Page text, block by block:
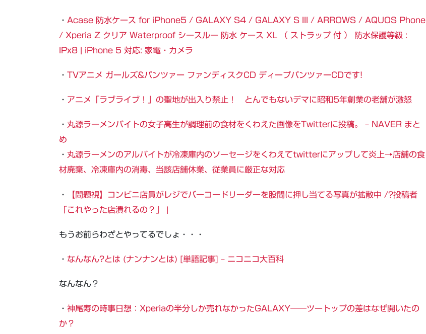
・ Acase 防水ケース for iPhone5 / GALAXY S4 / GALAXY S III / ARROWS / AQUOS Phone
/ Xperia Z クリア Waterproof シースルー 防水 ケース XL （ ストラップ 付 ） 防水保護等級 :
IPx8 | iPhone 5 対応: 家電・カメラ
・ TVアニメ ガールズ&パンツァー ファンディスクCD ディープパンツァーCDです!
・ アニメ「ラブライブ！」の聖地が出入り禁止！ とんでもないデマに昭和5年創業の老舗が激怒
・ 丸源ラーメンバイトの女子高生が調理前の食材をくわえた画像をTwitterに投稿。 – NAVER まと
め
・ 丸源ラーメンのアルバイトが冷凍庫内のソーセージをくわえてtwitterにアップして炎上→店舗の食
材廃棄、冷凍庫内の消毒、当該店舗休業、従業員に厳正な対応
・
【問題視】コンビニ店員がレジでバーコードリーダーを股間に押し当てる写真が拡散中 /?投稿者
「これやった店潰れるの？」 |
もうお前らわざとやってるでしょ・・・
・ なんなん?とは (ナンナンとは) [単語記事] – ニコニコ大百科
なんなん？
・ 神尾寿の時事日想：Xperiaの半分しか売れなかったGALAXY――ツートップの差はなぜ開いたの
か？